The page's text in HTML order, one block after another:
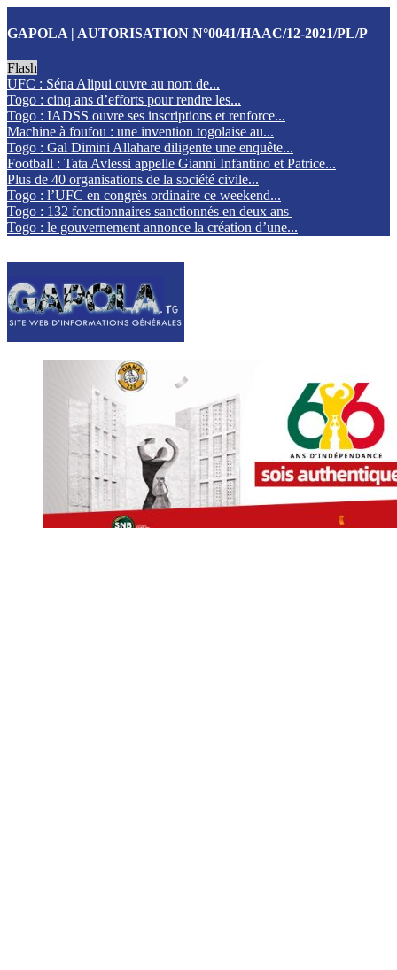
GAPOLA | AUTORISATION N°0041/HAAC/12-2021/PL/P
Flash
UFC : Séna Alipui ouvre au nom de...
Togo : cinq ans d’efforts pour rendre les...
Togo : IADSS ouvre ses inscriptions et renforce...
Machine à foufou : une invention togolaise au...
Togo : Gal Dimini Allahare diligente une enquête...
Football : Tata Avlessi appelle Gianni Infantino et Patrice...
Plus de 40 organisations de la société civile...
Togo : l’UFC en congrès ordinaire ce weekend...
Togo : 132 fonctionnaires sanctionnés en deux ans
Togo : le gouvernement annonce la création d’une...